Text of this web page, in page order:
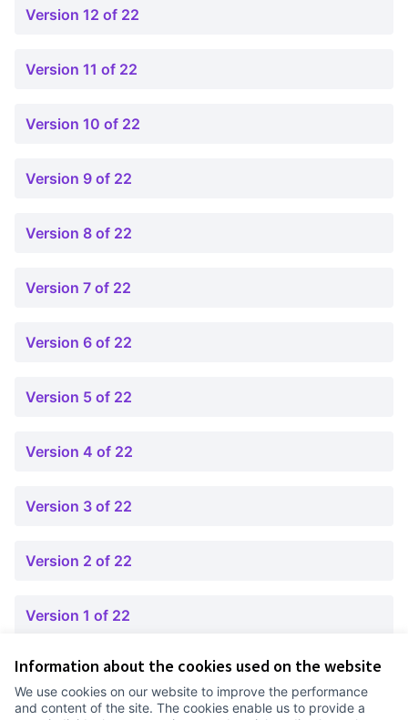
Information about the cookies used on the website
We use cookies on our website to improve the performance
and content of the site. The cookies enable us to provide a
Version 12 of 22
Version 11 of 22
Version 10 of 22
Version 9 of 22
Version 8 of 22
Version 7 of 22
Version 6 of 22
Version 5 of 22
Version 4 of 22
Version 3 of 22
Version 2 of 22
Version 1 of 22
Cookie settings
Comunitat Canòdrom at Facebook
(External link)
Comunitat Canòdrom at Instagram
(External link)
Comunitat Canòdrom at YouTube
(External link)